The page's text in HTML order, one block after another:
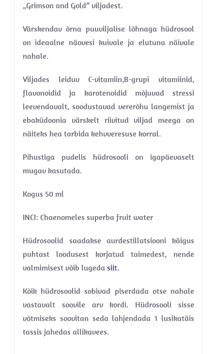
„Grimson and Gold” viljadest.
Värskendav õrna puuviljalise lõhnaga hüdrosool
on ideaalne näovesi kuivale ja elutuna näivale
nahale.
Viljades leiduv C-vitamiin,B-grupi vitamiinid,
flavonoidid ja karotenoidid mõjuvad stressi
leevendavalt, soodustavad vererõhu langemist ja
ebaküdoonia värskelt riivitud viljad meega on
näiteks hea tarbida kehvveresuse korral.
Pihustiga pudelis hüdrosooli on igapäevaselt
mugav kasutada.
Kogus 50 ml
INCI: Chaenomeles superba fruit water
Hüdrosoolid saadakse aurdestillatsiooni käigus
puhtast loodusest korjatud taimedest, nende
valmimisest võib lugeda siit.
Kõik hüdrosoolid sobivad piserdada otse nahale
vastavalt soovile arv kordi. Hüdrosooli sisse
võtmiseks soovitan seda lahjendada 1 lusikatäis
tassis jahedas allikavees.